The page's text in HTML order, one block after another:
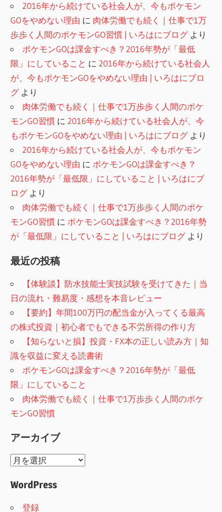
2016年から続けている社会人が、今もポケモン
GOをやめない理由 に 肉体労働でも続く｜仕事で1万
歩歩く人間のポケモンGO習慣 | いろはにブログより
ポケモンGOは課金すべき？2016年勢が「最低
限」にしていること に 2016年から続けている社会人
が、今もポケモンGOをやめない理由 | いろはにブロ
グより
肉体労働でも続く｜仕事で1万歩歩く人間のポケ
モンGO習慣 に 2016年から続けている社会人が、今
もポケモンGOをやめない理由 | いろはにブログより
2016年から続けている社会人が、今もポケモン
GOをやめない理由 にポケモンGOは課金すべき？
2016年勢が「最低限」にしていること | いろはにブ
ログより
肉体労働でも続く｜仕事で1万歩歩く人間のポケ
モンGO習慣 にポケモンGOは課金すべき？2016年勢
が「最低限」にしていること | いろはにブログより
最近の投稿
【体験談】防水技能士実技試験を受けてきた｜当
日の流れ・難易度・感想を本音レビュー
【要約】年間100万円の配当金が入ってくる最高
の株式投資｜初心者でもできる不労所得の作り方
【知らないと損】投資・FX本の正しい読み方｜知
識を収益に変える読書術
ポケモンGOは課金すべき？2016年勢が「最低
限」にしていること
肉体労働でも続く｜仕事で1万歩歩く人間のポケ
モンGO習慣
アーカイブ
ア
カ
WordPress
登録